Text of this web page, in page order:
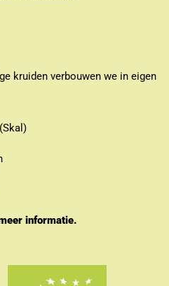
kruiden verbouwen we in eigen
meer informatie.